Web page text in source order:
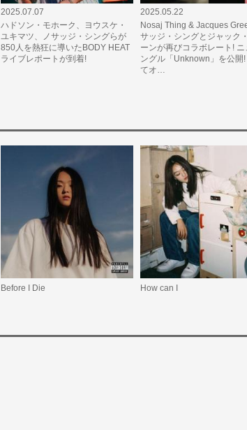
2025.07.07
ハドソン・モホーク、ヨウスケ・
ユキマツ、ノサッジ・シングらが
850人を熱狂に導いたBODY HEAT
ライブレポートが到着!
2025.05.22
Nosaj Thing & Jacques
サッジ・シングとジャック
ーンが再びコラボレート! ニ
ングル「Unknown」を公開
てオ…
Before I Die How can I